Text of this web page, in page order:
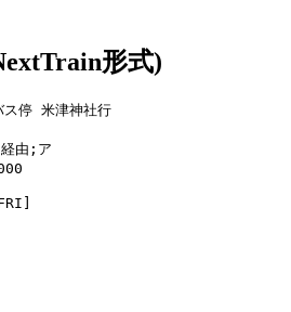
形式)
停 米津神社行
由;ア